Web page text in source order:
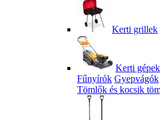
Kerti grillek
Kerti gépek
Fűnyírók Gyepvágók
Tömlők és kocsik